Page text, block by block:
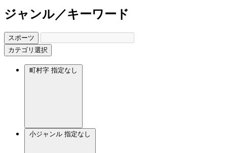
ジャンル／キーワード
スポーツ
カテゴリ選択
町村字 指定なし
小ジャンル 指定なし